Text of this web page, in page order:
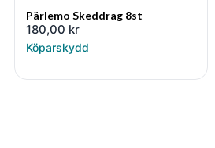
Pärlemo Skeddrag 8st
180,00 kr
Köparskydd